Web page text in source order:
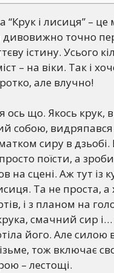
“Крук і лисиця” – це
дивовижно точно
істину. Усього
– на віки. Так і
але влучно!
ось що. Якось крук,
собою, видряпався
сиру в
поїсти, а
на сцені. Аж тут із
Та не проста, а
і з планом на
смачний сир і…
його. Але силою
тож включає
– лестощі.